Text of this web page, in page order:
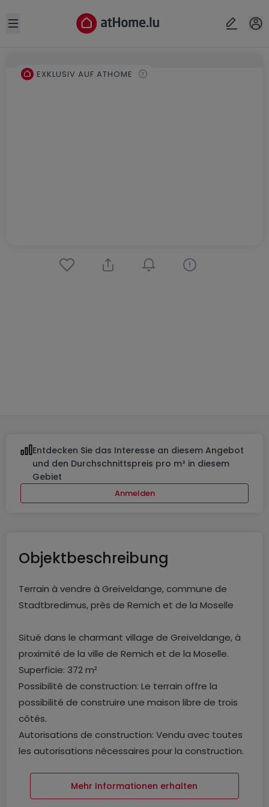
Open sidebar
EXKLUSIV AUF ATHOME
Entdecken Sie das Interesse an diesem Angebot
und den Durchschnittspreis pro m² in diesem
Gebiet
Anmelden
Objektbeschreibung
Terrain à vendre à Greiveldange, commune de
Stadtbredimus, près de Remich et de la Moselle
Situé dans le charmant village de Greiveldange, à
proximité de la ville de Remich et de la Moselle.
Superficie: 372 m²
Possibilité de construction: Le terrain offre la
possibilité de construire une maison libre de trois
côtés.
Autorisations de construction: Vendu avec toutes
les autorisations nécessaires pour la construction.
société qui vend le terrain offrant la flexibilité dans
le contrat de construction.
Mehr Informationen erhalten